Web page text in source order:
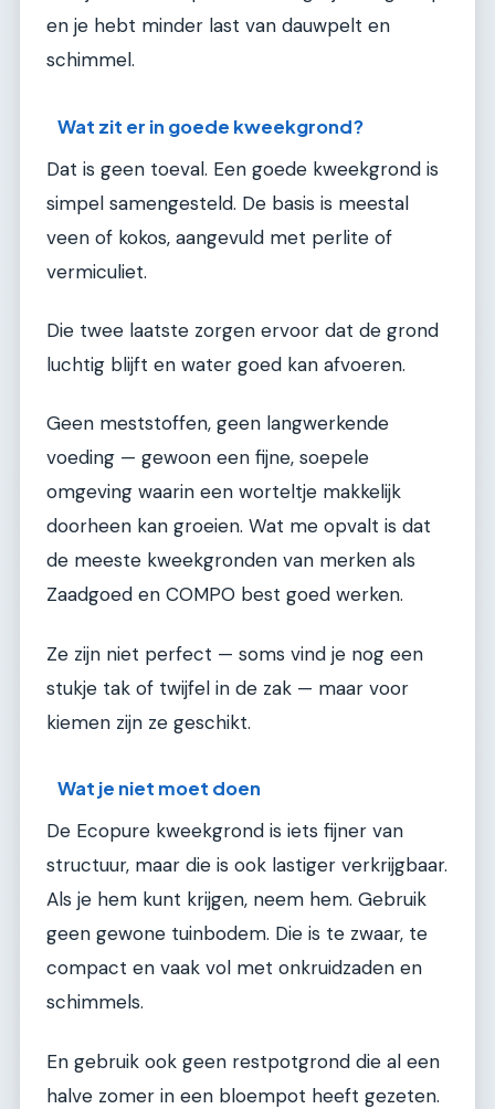
en je hebt minder last van dauwpelt en
schimmel.
Wat zit er in goede kweekgrond?
Dat is geen toeval. Een goede kweekgrond is
simpel samengesteld. De basis is meestal
veen of kokos, aangevuld met perlite of
vermiculiet.
Die twee laatste zorgen ervoor dat de grond
luchtig blijft en water goed kan afvoeren.
Geen meststoffen, geen langwerkende
voeding — gewoon een fijne, soepele
omgeving waarin een worteltje makkelijk
doorheen kan groeien. Wat me opvalt is dat
de meeste kweekgronden van merken als
Zaadgoed en COMPO best goed werken.
Ze zijn niet perfect — soms vind je nog een
stukje tak of twijfel in de zak — maar voor
kiemen zijn ze geschikt.
Wat je niet moet doen
De Ecopure kweekgrond is iets fijner van
structuur, maar die is ook lastiger verkrijgbaar.
Als je hem kunt krijgen, neem hem. Gebruik
geen gewone tuinbodem. Die is te zwaar, te
compact en vaak vol met onkruidzaden en
schimmels.
En gebruik ook geen restpotgrond die al een
halve zomer in een bloempot heeft gezeten.